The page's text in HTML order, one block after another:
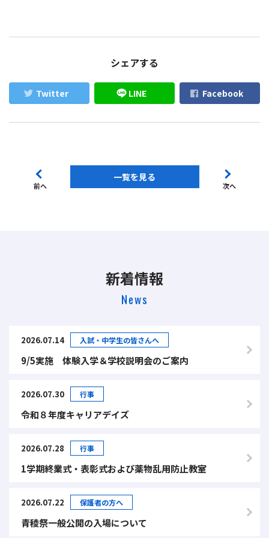
シェアする
Twitter LINE Facebook
前へ
一覧を見る
次へ
新着情報
News
2026.07.14 入試・中学生の皆さんへ
9/5実施 体験入学＆学校説明会のご案内
2026.07.30 行事
令和８年度キャリアデイズ
2026.07.28 行事
1学期終業式・表彰式および薬物乱用防止教室
2026.07.22 保護者の方へ
青稜祭一般公開の入場について